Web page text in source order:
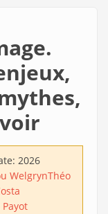
2026
WelgrynThéo
Payot